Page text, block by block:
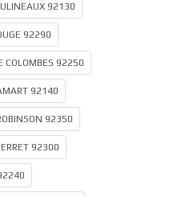
92130
92290
92250
92140
92350
92300